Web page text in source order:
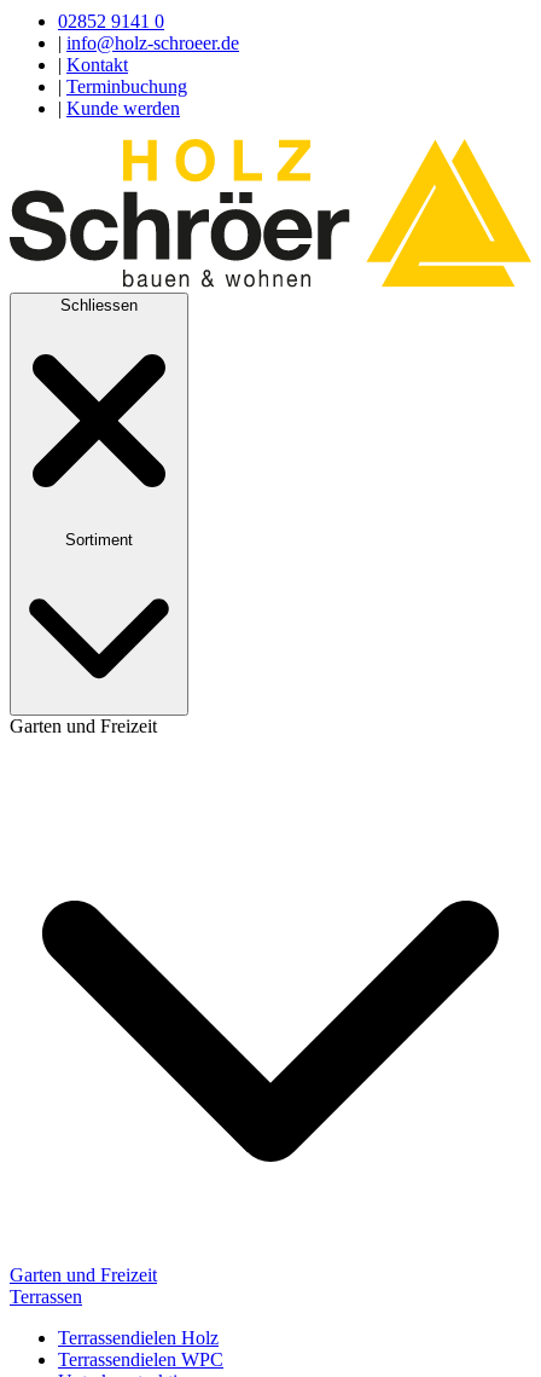
02852 9141 0
info@holz-schroeer.de
Kontakt
Terminbuchung
Kunde werden
Schliessen
Sortiment
Garten und Freizeit
Garten und Freizeit
Terrassen
Terrassendielen Holz
Terrassendielen WPC